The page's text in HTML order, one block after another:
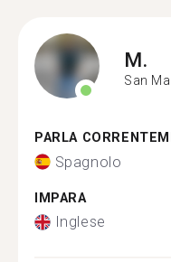
M.
San
PARLA
Spagnolo
IMPARA
Inglese